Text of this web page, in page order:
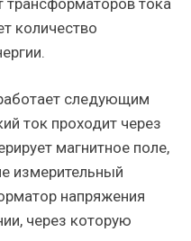
количество
следующим
ток проходит через
магнитное поле,
измерительный
напряжения
через которую